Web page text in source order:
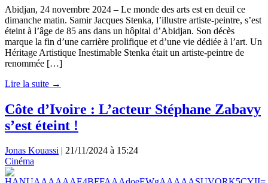
Abidjan, 24 novembre 2024 – Le monde des arts est en deuil ce
dimanche matin. Samir Jacques Stenka, l’illustre artiste-peintre, s’est
éteint à l’âge de 85 ans dans un hôpital d’Abidjan. Son décès
marque la fin d’une carrière prolifique et d’une vie dédiée à l’art. Un
Héritage Artistique Inestimable Stenka était un artiste-peintre de
renommée […]
Lire la suite →
Côte d’Ivoire : L’acteur Stéphane Zabavy
s’est éteint !
Jonas Kouassi | 21/11/2024 à 15:24
Cinéma